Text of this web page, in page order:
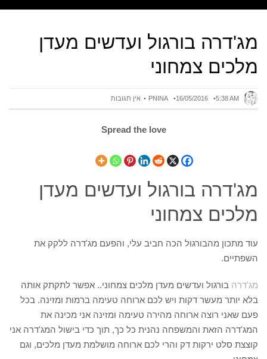
מג'דרה בורגול ועדשים מעדן
מלכים צמחוני
PNINA 16/05/2016 5:38 AM אין תגובות
Spread the love
מג'דרה בורגול ועדשים מעדן
מלכים צמחוני
עוד מתכון מהבורגול הכה חביב עלי, והפעם מג'דרה ללקק את
השפתיים.
מג'דרה בורגול ועדשים מעדן מלכים צמחוני.. אפשר לתקתק אותה
בלא יותר מעשר דקות ויש לכם ארוחה טעימה ברמות ומזינה. בכל
פעם שאני רוצה ארוחה מהירה טעימה ומזינה אני מכינה את
המג'דרה הזאת והמשפחה נהנית כל כך, תוך כדי בישול המג'דרה אני
קוצצת סלט ירקות דק והרי לכם ארוחה מושלמת מעדן מלכים, וגם